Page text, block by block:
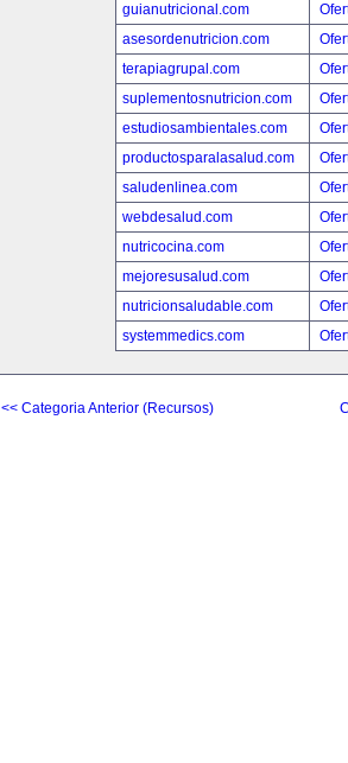
guianutricional.com
asesordenutricion.com
terapiagrupal.com
suplementosnutricion.com
estudiosambientales.com
productosparalasalud.com
saludenlinea.com
webdesalud.com
nutricocina.com
mejoresusalud.com
nutricionsaludable.com
systemmedics.com
<< Categoria Anterior (Recursos)